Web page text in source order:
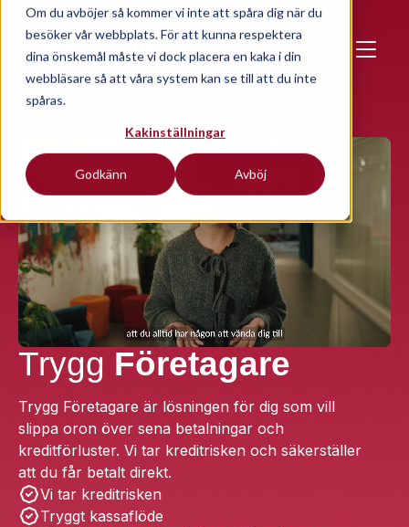
Om du avböjer så kommer vi inte att spåra dig när du
besöker vår webbplats. För att kunna respektera
dina önskemål måste vi dock placera en kaka i din
webbläsare så att våra system kan se till att du inte
spåras.
Kakinställningar
Godkänn Avböj
Skip to main content
Trygg Företagare
Trygg Företagare är lösningen för dig som vill
slippa oron över sena betalningar och
kreditförluster. Vi tar kreditrisken och säkerställer
att du får betalt direkt.
Vi tar kreditrisken
Tryggt kassaflöde